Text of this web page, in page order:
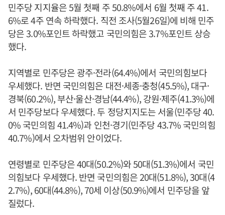
민주당 지지율은 5월 첫째 주 50.8%에서 6월 첫째 주 41.
6%로 4주 연속 하락했다. 직전 조사(5월26일)에 비해 민주
당은 3.0%포인트 하락했고 국민의힘은 3.7%포인트 상승
했다.
지역별로 민주당은 광주·전라(64.4%)에서 국민의힘보다
우세했다. 반면 국민의힘은 대전·세종·충청(45.5%), 대구·
경북(60.2%), 부산·울산·경남(44.4%), 강원·제주(41.3%)에
서 민주당보다 우세했다. 두 정당지지도는 서울(민주당 40.
0% 국민의힘 41.4%)과 인천·경기(민주당 43.7% 국민의힘
40.7%)에서 오차범위 안이었다.
연령별로 민주당은 40대(50.2%)와 50대(51.3%)에서 국민
의힘보다 우세했다. 반면 국민의힘은 20대(51.8%), 30대(4
2.7%), 60대(44.8%), 70세 이상(50.9%)에서 민주당을 앞
질렀다.